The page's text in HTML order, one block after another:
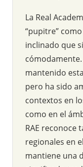
La Real
“pupitre”
inclinado que
mantenido
pero ha sido
contextos en
como en el
RAE reconoce
regionales en
mantiene una